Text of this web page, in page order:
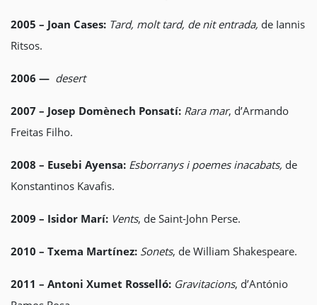
2005 – Joan Cases: Tard, molt tard, de nit entrada, de Iannis
Ritsos.
2006 — desert
2007 – Josep Domènech Ponsatí: Rara mar, d’Armando
Freitas Filho.
2008 – Eusebi Ayensa: Esborranys i poemes inacabats, de
Konstantinos Kavafis.
2009 – Isidor Marí: Vents, de Saint-John Perse.
2010 – Txema Martínez: Sonets, de William Shakespeare.
2011 – Antoni Xumet Rosselló: Gravitacions, d’António